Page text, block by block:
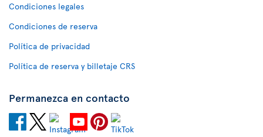
Condiciones legales
Condiciones de reserva
Política de privacidad
Política de reserva y billetaje CRS
Permanezca en contacto